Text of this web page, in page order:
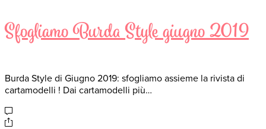
Sfogliamo Burda Style giugno 2019
Burda Style di Giugno 2019: sfogliamo assieme la rivista di
cartamodelli ! Dai cartamodelli più…